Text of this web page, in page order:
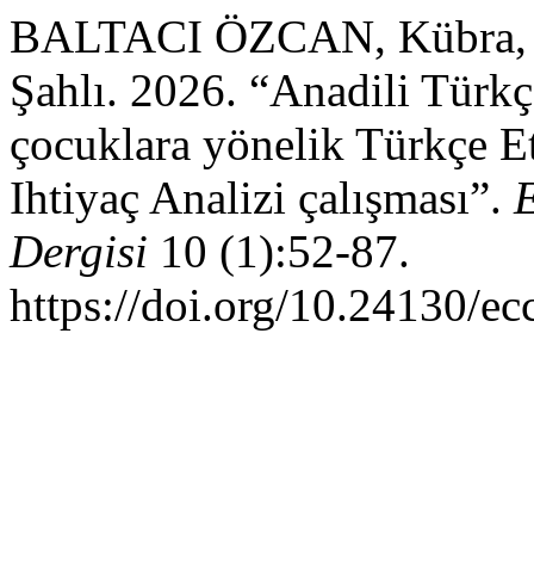
BALTACI ÖZCAN, Kübra,
Şahlı. 2026. “Anadili
çocuklara yönelik Türkçe
Ihtiyaç Analizi çalışması”.
Dergisi 10 (1):52-87.
https://doi.org/10.24130/